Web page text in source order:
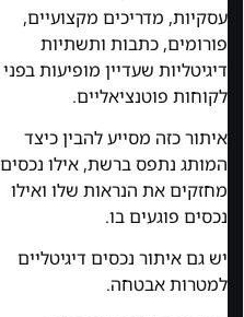
עסקיות, מדריכים מקצועיים,
פורומים, כתבות ותשתיות
דיגיטליות שעדיין מופיעות בפני
לקוחות פוטנציאליים.
איתור כזה מסייע להבין כיצד
המותג נתפס ברשת, אילו נכסים
מחזקים את הנראות שלו ואילו
נכסים פוגעים בו.
יש גם איתור נכסים דיגיטליים
למטרות אבטחה.